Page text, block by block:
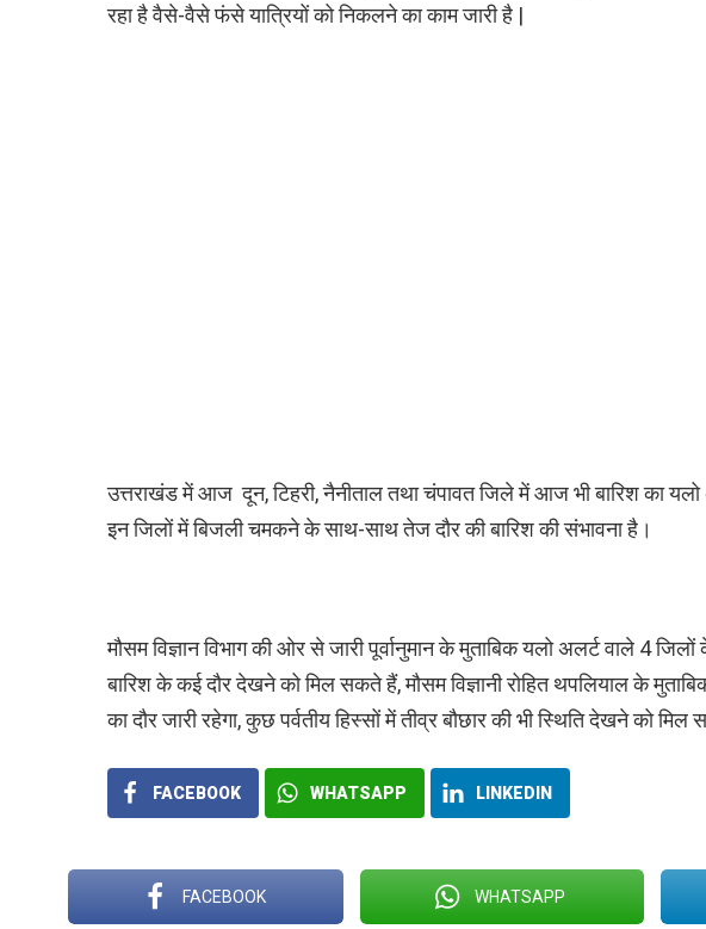
रहा है वैसे-वैसे फंसे यात्रियों को निकलने का काम जारी है |
उत्तराखंड में आज दून, टिहरी, नैनीताल तथा चंपावत जिले में आज भी बारिश का यलो
इन जिलों में बिजली चमकने के साथ-साथ तेज दौर की बारिश की संभावना है।
मौसम विज्ञान विभाग की ओर से जारी पूर्वानुमान के मुताबिक यलो अलर्ट वाले 4
बारिश के कई दौर देखने को मिल सकते हैं, मौसम विज्ञानी रोहित थपलियाल के
का दौर जारी रहेगा, कुछ पर्वतीय हिस्सों में तीव्र बौछार की भी स्थिति देखने को मिल
FACEBOOK WHATSAPP LINKEDIN
FACEBOOK WHATSAPP